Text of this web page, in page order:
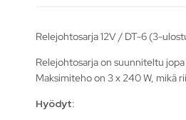
Relejohtosarja 12V / DT-6 (3-
Relejohtosarja on suunniteltu
Maksimiteho on 3 x 240 W, mikä
Hyödyt: